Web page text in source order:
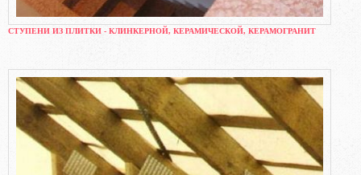
СТУПЕНИ ИЗ ПЛИТКИ - КЛИНКЕРНОЙ, КЕРАМИЧЕСКОЙ, КЕРАМОГРАНИТ